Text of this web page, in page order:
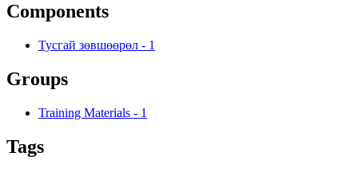
Components
Тусгай зөвшөөрөл - 1
Groups
Training Materials - 1
Tags